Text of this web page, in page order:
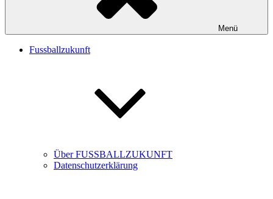
Menü
Fussballzukunft
Über FUSSBALLZUKUNFT
Datenschutzerklärung